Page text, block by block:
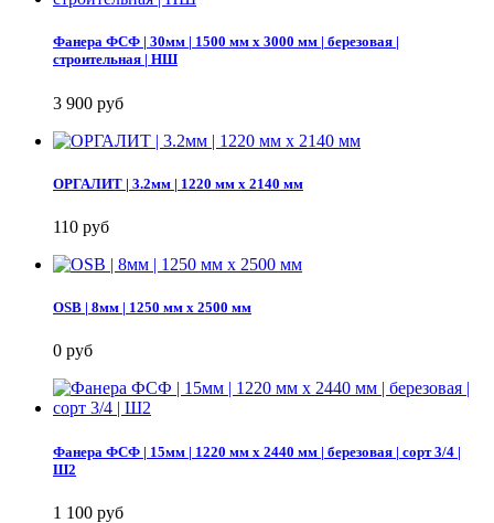
Фанера ФСФ | 30мм | 1500 мм х 3000 мм | березовая |
строительная | НШ
3 900 руб
ОРГАЛИТ | 3.2мм | 1220 мм х 2140 мм
110 руб
OSB | 8мм | 1250 мм х 2500 мм
0 руб
Фанера ФСФ | 15мм | 1220 мм х 2440 мм | березовая | сорт 3/4 |
Ш2
1 100 руб